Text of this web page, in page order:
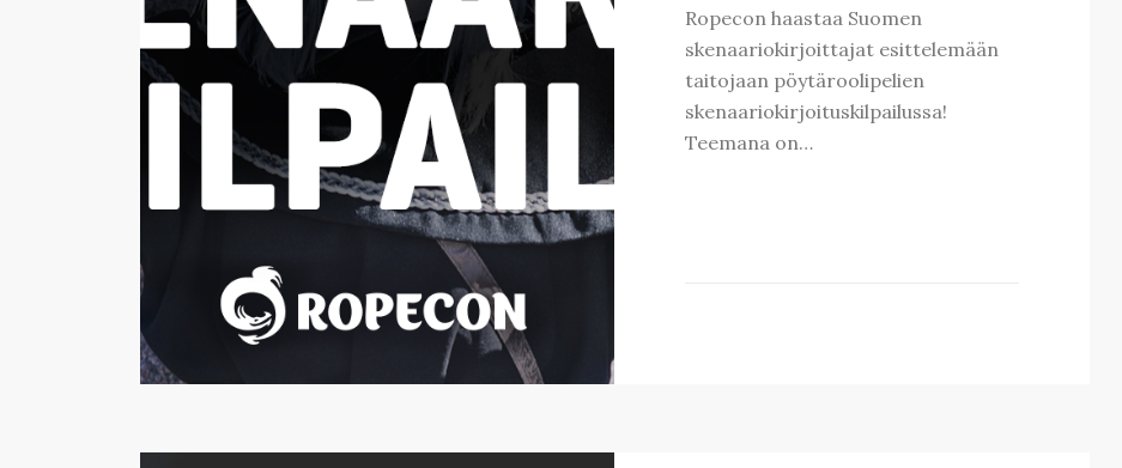
Ropecon haastaa Suomen
skenaariokirjoittajat esittelemään
taitojaan pöytäroolipelien
skenaariokirjoituskilpailussa!
Teemana on…